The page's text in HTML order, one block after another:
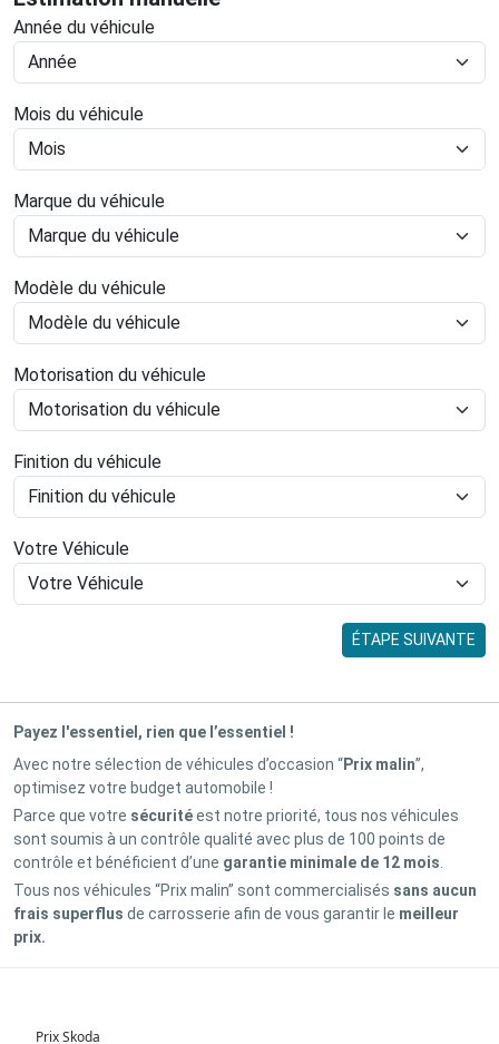
Année du véhicule
Mois du véhicule
Marque du véhicule
Modèle du véhicule
Motorisation du véhicule
Finition du véhicule
Votre Véhicule
ÉTAPE SUIVANTE
Payez l'essentiel, rien que l’essentiel !
Avec notre sélection de véhicules d’occasion “Prix malin”,
optimisez votre budget automobile !
Parce que votre sécuritéest notre priorité, tous nos véhicules
sont soumis à un contrôle qualité avec plus de 100 points de
contrôle et bénéficient d’une garantie minimale de 12 mois
Tous nos véhicules “Prix malin” sont commercialisés sans aucun
frais superflus de carrosserie afin de vous garantir le meilleur
prix.
Prix Skoda